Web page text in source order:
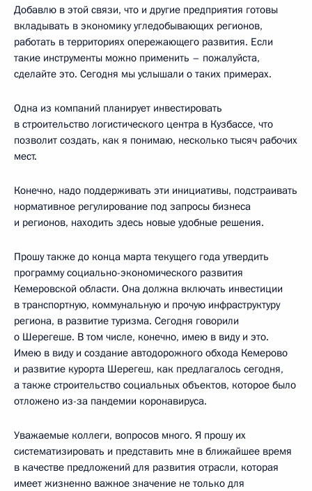
Добавлю в этой связи, что и другие предприятия готовы
вкладывать в экономику угледобывающих регионов,
работать в территориях опережающего развития. Если
такие инструменты можно применить – пожалуйста,
сделайте это. Сегодня мы услышали о таких примерах.
Одна из компаний планирует инвестировать
в строительство логистического центра в Кузбассе, что
позволит создать, как я понимаю, несколько тысяч рабочих
мест.
Конечно, надо поддерживать эти инициативы, подстраивать
нормативное регулирование под запросы бизнеса
и регионов, находить здесь новые удобные решения.
Прошу также до конца марта текущего года утвердить
программу социально-экономического развития
Кемеровской области. Она должна включать инвестиции
в транспортную, коммунальную и прочую инфраструктуру
региона, в развитие туризма. Сегодня говорили
о Шерегеше. В том числе, конечно, имею в виду и это.
Имею в виду и создание автодорожного обхода Кемерово
и развитие курорта Шерегеш, как предлагалось сегодня,
а также строительство социальных объектов, которое было
отложено из-за пандемии коронавируса.
Уважаемые коллеги, вопросов много. Я прошу их
систематизировать и представить мне в ближайшее время
в качестве предложений для развития отрасли, которая
имеет жизненно важное значение не только для